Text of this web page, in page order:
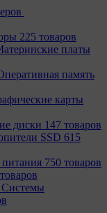
225 товаров
платы
память
карты
диски 147 товаров
SSD 615
750 товаров
Системы